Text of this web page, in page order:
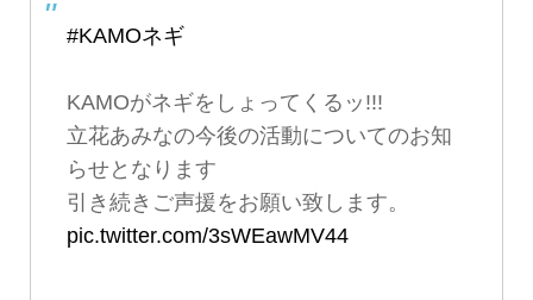
#KAMOネギ
KAMOがネギをしょってくるッ!!!
立花あみなの今後の活動についてのお知
らせとなります
引き続きご声援をお願い致します。
pic.twitter.com/3sWEawMV44